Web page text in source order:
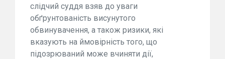
слідчий суддя взяв до уваги
обґрунтованість висунутого
обвинувачення, а також ризики, які
вказують на ймовірність того, що
підозрюваний може вчиняти дії,